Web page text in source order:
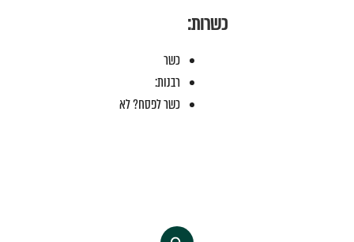
כשרות:
כשר
רבנות:
כשר לפסח? לא